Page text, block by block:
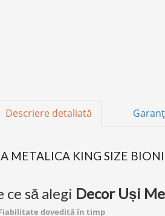
Descriere detaliată
METALICA KING SIZE
ce să alegi Decor Uși
dovedită în timp